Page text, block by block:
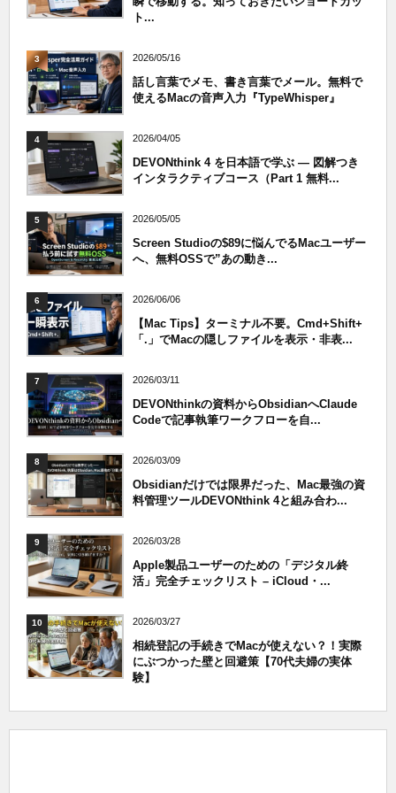
ト...
3 2026/05/16
話し言葉でメモ、書き言葉でメール。無料で
使えるMacの音声入力『TypeWhisper』
4 2026/04/05
DEVONthink 4 を日本語で学ぶ — 図解つき
インタラクティブコース（Part 1 無料...
5 2026/05/05
Screen Studioの$89に悩んでるMacユーザー
へ、無料OSSで”あの動き...
6 2026/06/06
【Mac Tips】ターミナル不要。Cmd+Shift+
「.」でMacの隠しファイルを表示・非表...
7 2026/03/11
DEVONthinkの資料からObsidianへClaude
Codeで記事執筆ワークフローを自...
8 2026/03/09
Obsidianだけでは限界だった、Mac最強の資
料管理ツールDEVONthink 4と組み合わ...
9 2026/03/28
Apple製品ユーザーのための「デジタル終
活」完全チェックリスト – iCloud・...
10 2026/03/27
相続登記の手続きでMacが使えない？！実際
にぶつかった壁と回避策【70代夫婦の実体
験】